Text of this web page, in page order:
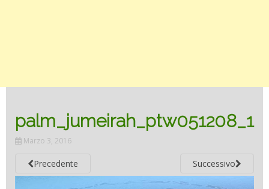
palm_jumeirah_ptw051208_1
Marzo 3, 2016
Precedente Successivo